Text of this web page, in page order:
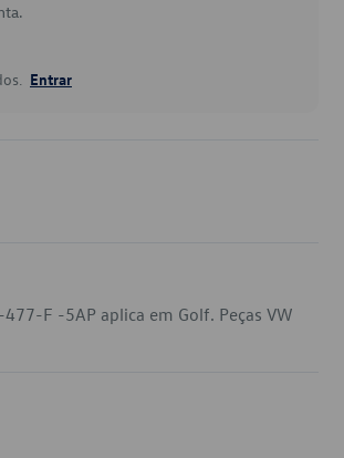
Entrar
F -5AP aplica em Golf. Peças VW